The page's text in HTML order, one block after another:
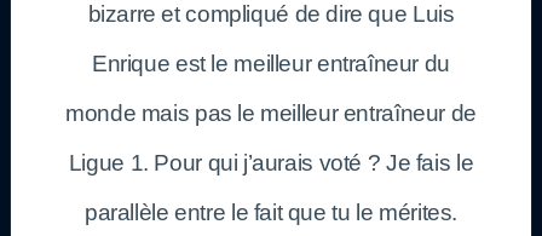
bizarre et compliqué de dire que Luis
Enrique est le meilleur entraîneur du
monde mais pas le meilleur entraîneur de
Ligue 1. Pour qui j’aurais voté ? Je fais le
parallèle entre le fait que tu le mérites.